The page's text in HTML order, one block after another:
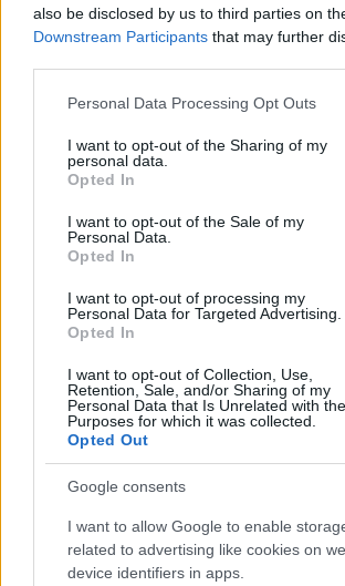
also be disclosed by us to third parties on
Downstream Participants that may further
Please note that this website/app uses one
not limited to your visit or usage behaviour.
grant or deny consent to Google and its
use your data for below specified purposes
consent section.
Personal Data Processing Opt Outs
I want to opt-out of the Sharing of my
personal data.
Opted In
I want to opt-out of the Sale of my
Personal Data.
Opted In
I want to opt-out of processing my
Personal Data for Targeted Advertising.
Opted In
I want to opt-out of Collection, Use,
Retention, Sale, and/or Sharing of my
Personal Data that Is Unrelated with the
Purposes for which it was collected.
Opted Out
Google consents
I want to allow Google to enable
related to advertising like cookies on
device identifiers in apps.
Lowry meglepte a
Ian Lowrykarrierje során először
Superbike első futamában
meghálálja az idei szezonra kapott
Nap képe: gyakorló apuka
Ki hinné, hogy ez ugyanaz a srác, akit
MCN Sports magazin a legtökösebb
versenyzők közé választott Bayliss,
Hill az élen Thruxtonban
fullthrottle•2012. április 14.
Tommy Hillnyerte a British
színhelyének időmérőjét, így ő